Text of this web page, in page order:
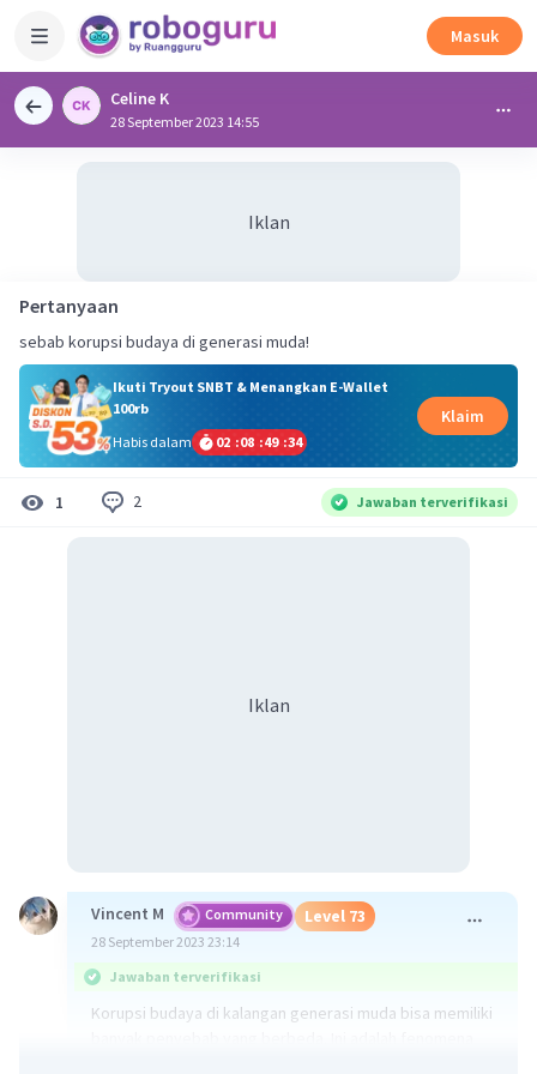
Masuk
Celine K
28 September 2023 14:55
Iklan
Pertanyaan
sebab korupsi budaya di generasi muda!
Ikuti Tryout SNBT & Menangkan E-Wallet
100rb
Habis dalam
02 :08 :49 :34
Klaim
1 2 Jawaban terverifikasi
Iklan
Vincent M Community Level 73
28 September 2023 23:14
Jawaban terverifikasi
Korupsi budaya di kalangan generasi muda bisa memiliki